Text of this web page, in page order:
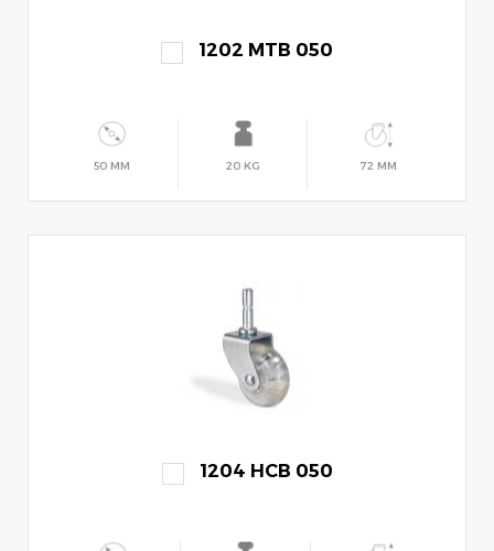
1202 MTB 050
50 MM 20 KG 72 MM
1204 HCB 050